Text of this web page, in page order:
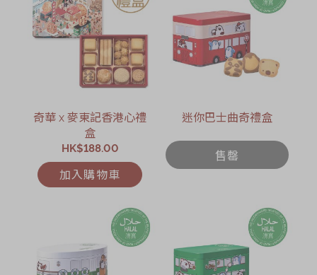
奇華 x 麥東記香港心禮
盒
HK$188.00
加入購物車
迷你巴士曲奇禮盒
售罄